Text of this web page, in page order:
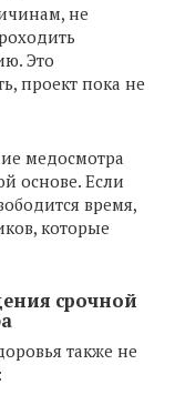
не
Это
проект пока не
медосмотра
основе. Если
время,
которые
срочной
также не